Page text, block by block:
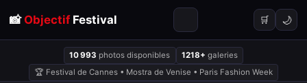
📸 ObjectifFestival 🛒 🌙
10 993 photos disponibles 1218+ galeries
🏆 Festival de Cannes • Mostra de Venise • Paris Fashion Week